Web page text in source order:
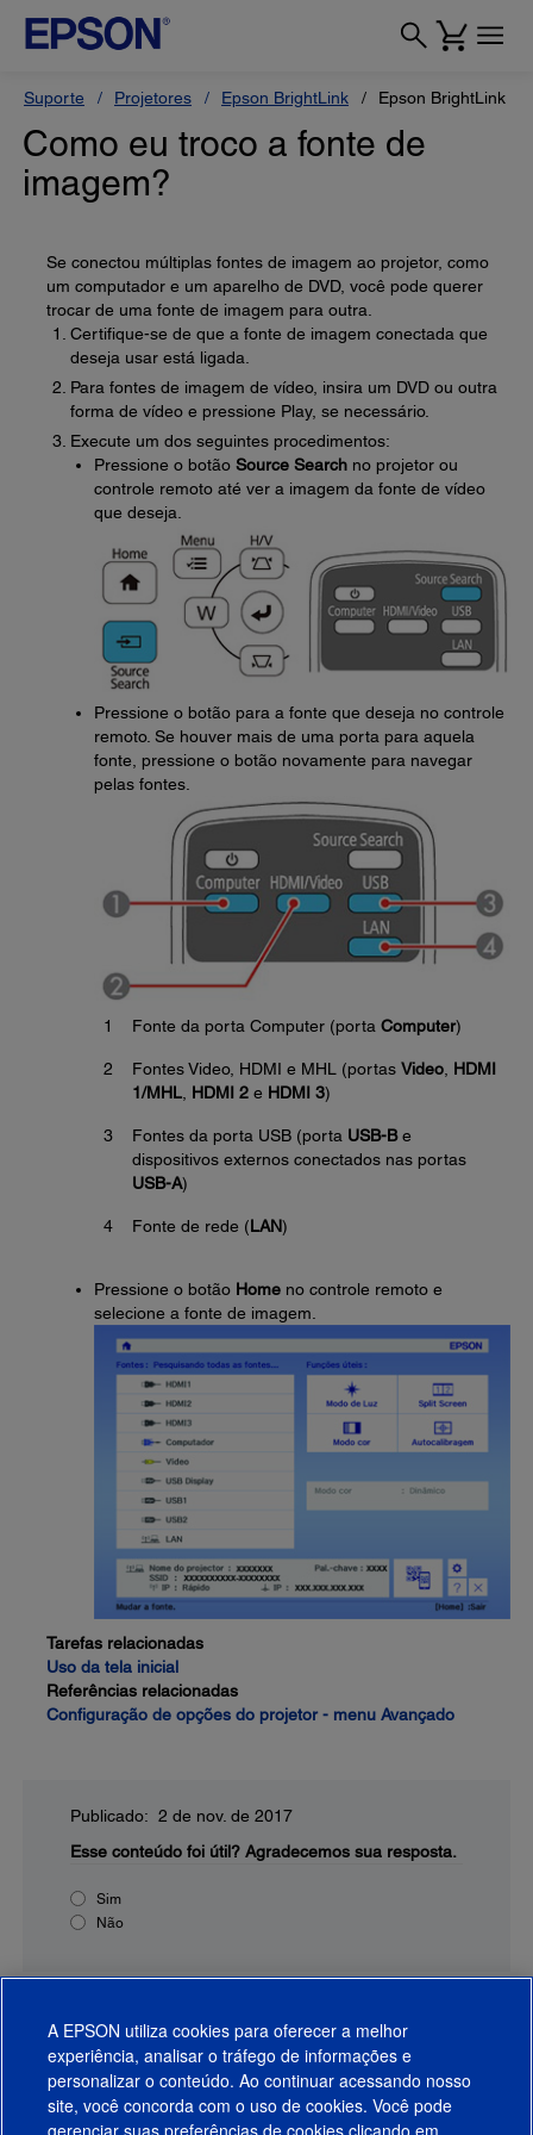
Suporte Projetores Epson BrightLink Epson BrightLink
Como eu troco a fonte de
imagem?
Se conectou múltiplas fontes de imagem ao projetor, como
um computador e um aparelho de DVD, você pode querer
trocar de uma fonte de imagem para outra.
Certifique-se de que a fonte de imagem conectada que
deseja usar está ligada.
Para fontes de imagem de vídeo, insira um DVD ou outra
forma de vídeo e pressione Play, se necessário.
Execute um dos seguintes procedimentos:
Pressione o botão Source Search no projetor ou
controle remoto até ver a imagem da fonte de vídeo
que deseja.
Pressione o botão para a fonte que deseja no controle
remoto. Se houver mais de uma porta para aquela
fonte, pressione o botão novamente para navegar
pelas fontes.
1 Fonte da porta Computer (porta Computer)
2 Fontes Video, HDMI e MHL (portas Video HDMI
1/MHL HDMI 2 e HDMI 3)
3 Fontes da porta USB (porta USB-Be
dispositivos externos conectados nas portas
USB-A)
4 Fonte de rede (LAN)
Pressione o botão Home no controle remoto e
selecione a fonte de imagem.
Tarefas relacionadas
Uso da tela inicial
Referências relacionadas
Configuração de opções do projetor - menu Avançado
Publicado: 2 de nov. de 2017
Esse conteúdo foi útil? Agradecemos sua resposta.
Sim
Não
A EPSON utiliza cookies para oferecer a melhor
experiência, analisar o tráfego de informações e
personalizar o conteúdo. Ao continuar acessando nosso
site, você concorda com o uso de cookies. Você pode
gerenciar suas preferências de cookies clicando em